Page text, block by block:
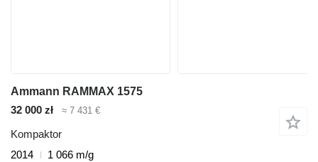
Ammann RAMMAX 1575
32 000 zł
≈ 7 431 €
Kompaktor
2014
1 066 m/g